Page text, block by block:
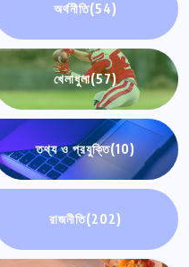
অর্থনীতি(54)
খেলাধুলা(57)
তথ্য ও প্রযুক্তি(10)
রাজনীতি(202)